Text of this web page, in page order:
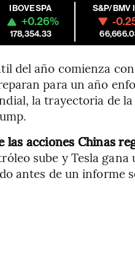
IBOVESPA
+0.26%
178,354.33
S&P/BMV
-
del año comienza
para un año
la trayectoria de
las acciones Chinas
sube y Tesla gana
antes de un informe